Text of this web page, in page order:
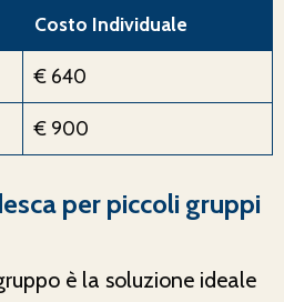
Costo Individuale
€ 640
€ 900
per piccoli gruppi
è la soluzione ideale